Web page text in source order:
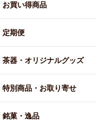
お買い得商品
定期便
茶器・オリジナルグッズ
特別商品・お取り寄せ
銘菓・逸品